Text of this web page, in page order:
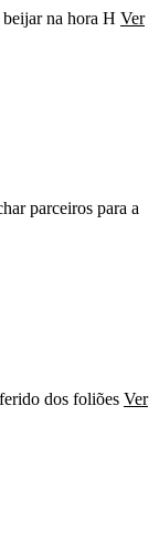
na hora H Ver
parceiros para a
dos foliões Ver